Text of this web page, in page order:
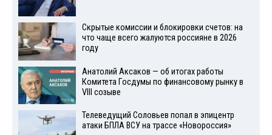
Скрытые комиссии и блокировки счетов: на
что чаще всего жалуются россияне в 2026
году
Анатолий Аксаков — об итогах работы
Комитета Госдумы по финансовому рынку в
VIII созыве
Телеведущий Соловьев попал в эпицентр
атаки БПЛА ВСУ на трассе «Новороссия»